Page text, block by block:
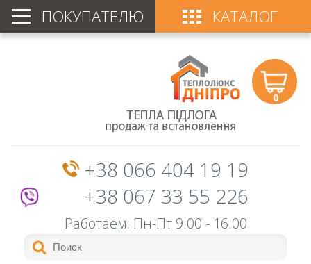
ПОКУПАТЕЛЮ КАТАЛОГ
+38 066 404 19 19
+38 067 33 55 226
Работаем: Пн-Пт 9.00 - 16.00
0